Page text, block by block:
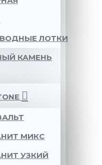
ЛОТКИ
КАМЕНЬ
МИКС
УЗКИЙ